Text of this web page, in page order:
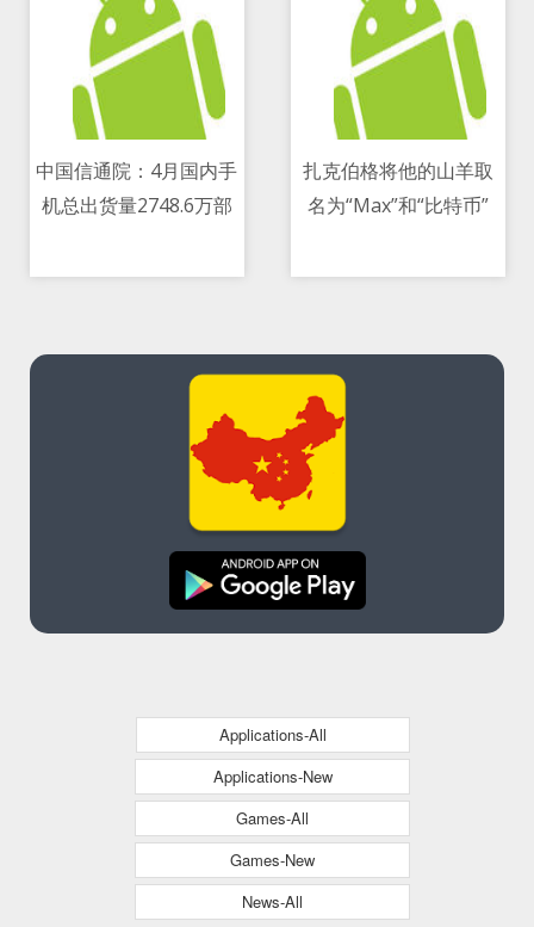
中国信通院：4月国内手
机总出货量2748.6万部
扎克伯格将他的山羊取
名为“Max”和“比特币”
Applications-All
Applications-New
Games-All
Games-New
News-All